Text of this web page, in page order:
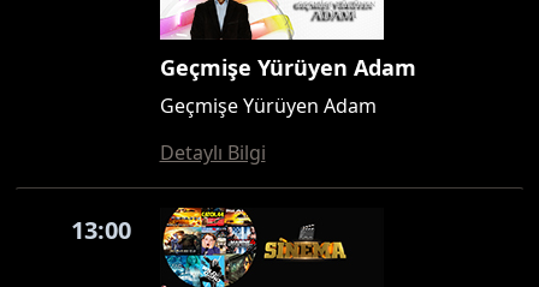
Geçmişe Yürüyen Adam
Geçmişe Yürüyen Adam
Detaylı Bilgi
13:00